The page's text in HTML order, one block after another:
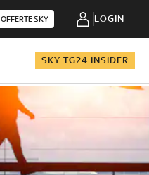
OFFERTE SKY LOGIN
SKY TG24 INSIDER